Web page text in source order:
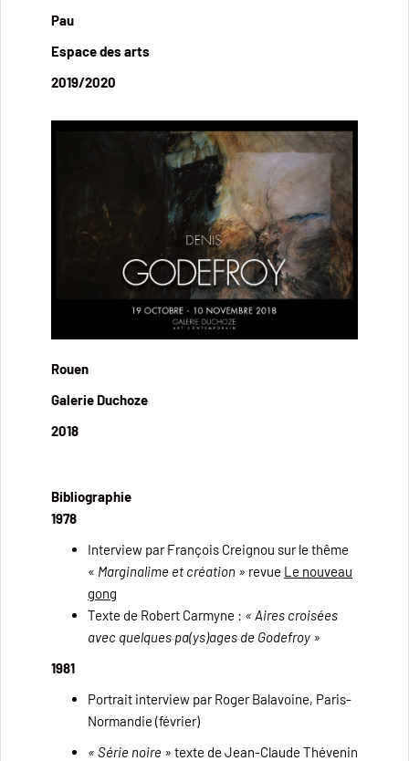
Pau
Espace des arts
2019/2020
Rouen
Galerie Duchoze
2018
Bibliographie
1978
Interview par François Creignou sur le thême
« Marginalime et création » revue Le nouveau
gong
Texte de Robert Carmyne : « Aires croisées
avec quelques pa(ys)ages de Godefroy »
1981
Portrait interview par Roger Balavoine, Paris-
Normandie (février)
« Série noire » texte de Jean-Claude Thévenin